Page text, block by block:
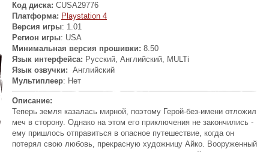
Код диска: CUSA29776
Платформа: Playstation 4
Версия игры: 1.01
Регион игры: USA
Минимальная версия прошивки: 8.50
Язык интерфейса: Русский, Английский, MULTi
Язык озвучки: Английский
Мультиплеер: Heт
Описание:
Теперь земля казалась мирной, поэтому Герой-без-имени отложил
меч в сторону. Однако на этом его приключения не закончились -
ему пришлось отправиться в опасное путешествие, когда он
потерял свою любовь, прекрасную художницу Айко. Вооруженный